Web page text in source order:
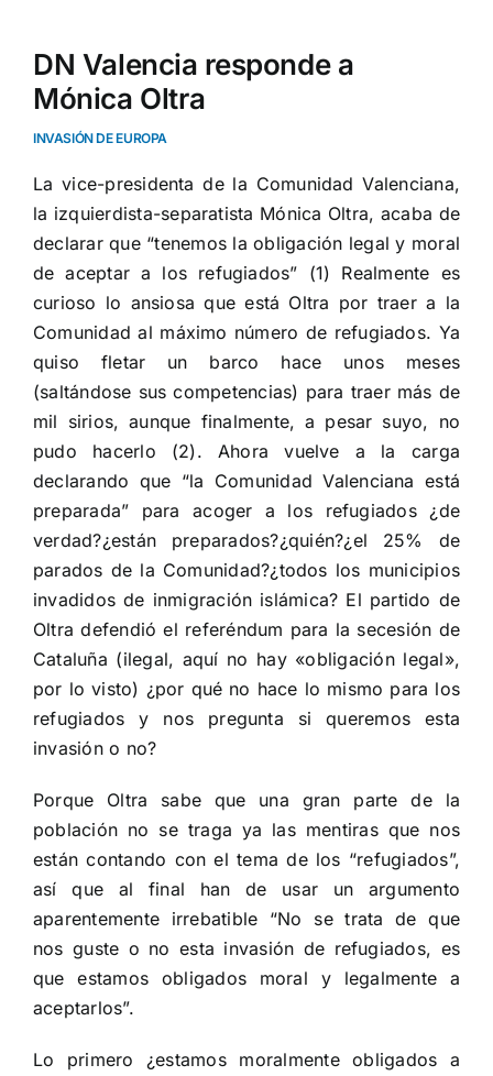
DN Valencia responde a
Mónica Oltra
INVASIÓN DE EUROPA
La vice-presidenta de la Comunidad Valenciana,
la izquierdista-separatista Mónica Oltra, acaba de
declarar que “tenemos la obligación legal y moral
de aceptar a los refugiados” (1) Realmente es
curioso lo ansiosa que está Oltra por traer a la
Comunidad al máximo número de refugiados. Ya
quiso fletar un barco hace unos meses
(saltándose sus competencias) para traer más de
mil sirios, aunque finalmente, a pesar suyo, no
pudo hacerlo (2). Ahora vuelve a la carga
declarando que “la Comunidad Valenciana está
preparada” para acoger a los refugiados ¿de
verdad?¿están preparados?¿quién?¿el 25% de
parados de la Comunidad?¿todos los municipios
invadidos de inmigración islámica? El partido de
Oltra defendió el referéndum para la secesión de
Cataluña (ilegal, aquí no hay «obligación legal»,
por lo visto) ¿por qué no hace lo mismo para los
refugiados y nos pregunta si queremos esta
invasión o no?
Porque Oltra sabe que una gran parte de la
población no se traga ya las mentiras que nos
están contando con el tema de los “refugiados”,
así que al final han de usar un argumento
aparentemente irrebatible “No se trata de que
nos guste o no esta invasión de refugiados, es
que estamos obligados moral y legalmente a
aceptarlos”.
Lo primero ¿estamos moralmente obligados a